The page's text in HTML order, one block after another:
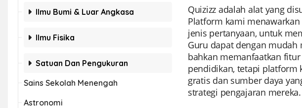
Ilmu Bumi & Luar Angkasa
Ilmu Fisika
Satuan Dan Pengukuran
Sains Sekolah Menengah
Astronomi
Quizizz adalah alat yang
Platform kami
jenis pertanyaan, untuk
Guru dapat dengan mudah
bahkan memanfaatkan
pendidikan, tetapi platform
gratis dan sumber daya
strategi pengajaran mereka.